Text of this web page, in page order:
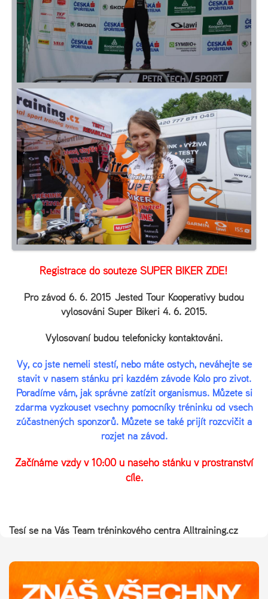
Registrace do soutěže SUPER BIKERZDE!
Pro závod 6. 6. 2015 Ještěd Tour Kooperativy budou
vylosováni Super Bikeři 4. 6. 2015.
Vylosovaní budou telefonicky kontaktováni.
Vy, co jste neměli štěstí, nebo máte ostych, neváhejte se
stavit v našem stánku při každém závodě Kolo pro život.
Poradíme vám, jak správně zatížit organismus. Můžete si
zdarma vyzkoušet všechny pomocníky tréninku od všech
zúčastněných sponzorů. Můžete se také přijít rozcvičit a
rozjet na závod.
Začínáme vždy v 10:00 u našeho stánku v prostranství
cíle.
Těší se na Vás Team tréninkového centra Alltraining.cz